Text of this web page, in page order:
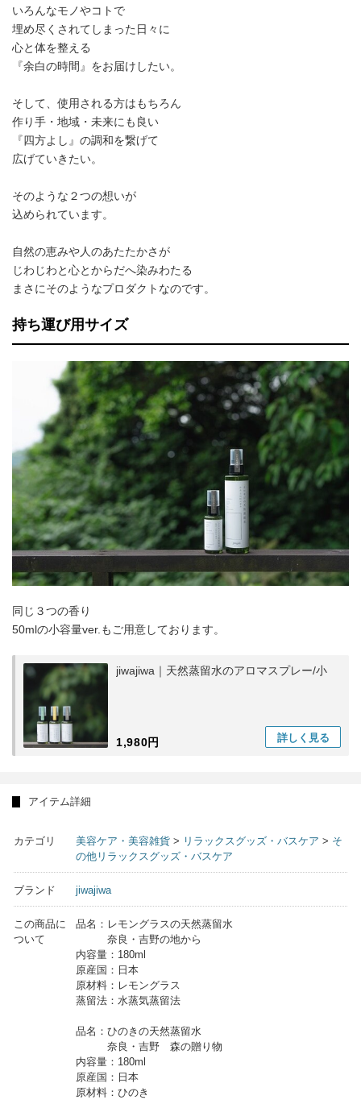
いろんなモノやコトで
埋め尽くされてしまった日々に
心と体を整える
『余白の時間』をお届けしたい。
そして、使用される方はもちろん
作り手・地域・未来にも良い
『四方よし』の調和を繋げて
広げていきたい。
そのような２つの想いが
込められています。
⾃然の恵みや人のあたたかさが
じわじわと⼼とからだへ染みわたる
まさにそのようなプロダクトなのです。
持ち運び用サイズ
同じ３つの香り
50mlの小容量ver.もご用意しております。
jiwajiwa｜天然蒸留水のアロマスプレー/小
1,980円 詳しく 見る
アイテム詳細
カテゴリ 美容ケア・美容雑貨 > リラックスグッズ・バスケア > そ
の他リラックスグッズ・バスケア
ブランド jiwajiwa
この商品に
ついて
品名：レモングラスの天然蒸留水
奈良・吉野の地から
内容量：180ml
原産国：日本
原材料：レモングラス
蒸留法：水蒸気蒸留法
品名：ひのきの天然蒸留水
奈良・吉野 森の贈り物
内容量：180ml
原産国：日本
原材料：ひのき